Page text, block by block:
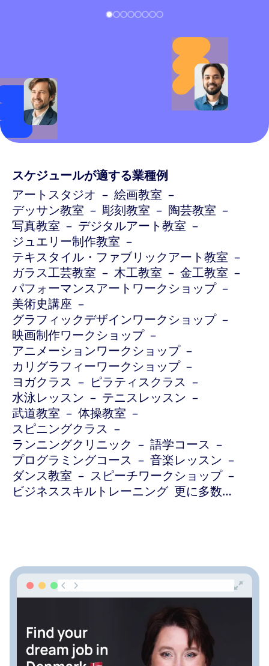
スケジュールが適する業種例
アートスタジオ
絵画教室
デッサン教室
彫刻教室
陶芸教室
写真教室
デジタルアート教室
ジュエリー制作教室
テキスタイル・ファブリックアート教室
ガラス工芸教室
木工教室
金工教室
パフォーマンスアートワークショップ
美術史講座
グラフィックデザインワークショップ
映画制作ワークショップ
アニメーションワークショップ
カリグラフィーワークショップ
ヨガクラス
ピラティスクラス
水泳レッスン
テニスレッスン
武道教室
体操教室
スピニングクラス
ランニングクリニック
語学コース
プログラミングコース
音楽レッスン
ダンス教室
スピーチワークショップ
ビジネススキルトレーニング 更に多数…